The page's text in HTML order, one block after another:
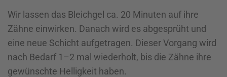
Wir lassen das Bleichgel ca. 20 Minuten auf ihre
Zähne einwirken. Danach wird es abgesprüht und
eine neue Schicht aufgetragen. Dieser Vorgang wird
nach Bedarf 1–2 mal wiederholt, bis die Zähne ihre
gewünschte Helligkeit haben.